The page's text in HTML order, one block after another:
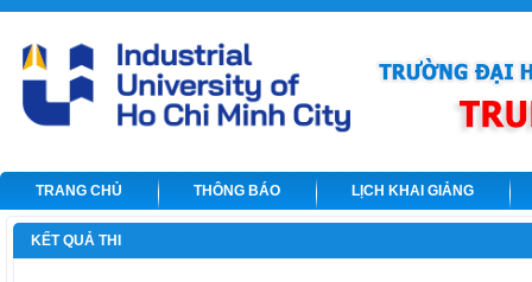
TRANG CHỦ THÔNG BÁO LỊCH KHAI GIẢNG
KẾT QUẢ THI